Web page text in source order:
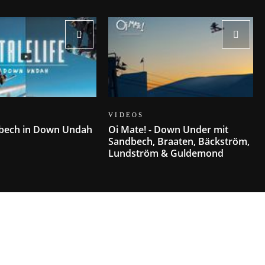
in Down Undah
VIDEOS
Oi Mate! - Down Under mit
Sandbech, Braaten, Bäckström,
Lundström & Guldemond